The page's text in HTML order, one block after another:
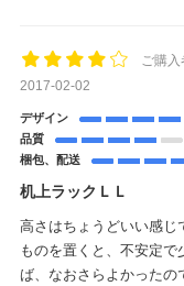
ご購入
2017-02-02
デザイン
品質
梱包、配送
机上ラックＬＬ
高さはちょうどいい感じ
ものを置くと、不安定
ば、なおさらよかったの